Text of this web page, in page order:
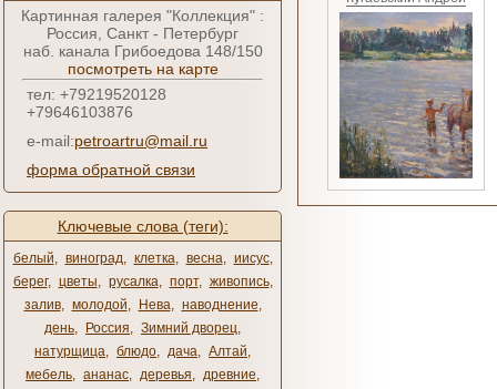
Картинная галерея "Коллекция" :
Россия, Санкт - Петербург
наб. канала Грибоедова 148/150
посмотреть на карте
тел: +79219520128
+79646103876
e-mail:petroartru@mail.ru
форма обратной связи
Ключевые слова (теги):
белый, виноград, клетка, весна, иисус,
берег, цветы, русалка, порт, живопись,
залив, молодой, Нева, наводнение,
день, Россия, Зимний дворец,
натурщица, блюдо, дача, Алтай,
мебель, ананас, деревья, древние,